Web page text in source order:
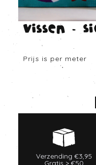
Vissen -
Prijs is per meter
Verzending €3,95
Gratis > €50